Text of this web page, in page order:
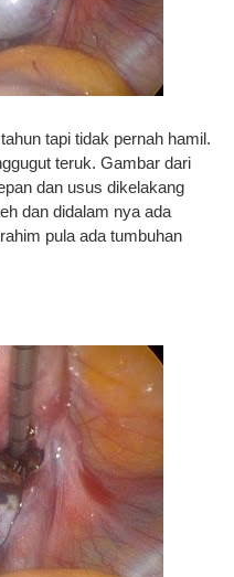
tapi tidak pernah hamil.
teruk. Gambar dari
dan usus dikelakang
dan didalam nya ada
pula ada tumbuhan